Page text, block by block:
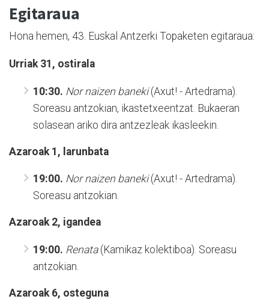
Egitaraua
Hona hemen, 43. Euskal Antzerki Topaketen egitaraua:
Urriak 31, ostirala
10:30. Nor naizen baneki(Axut! - Artedrama).
Soreasu antzokian, ikastetxeentzat. Bukaeran
solasean ariko dira antzezleak ikasleekin.
Azaroak 1, larunbata
19:00. Nor naizen baneki(Axut! - Artedrama).
Soreasu antzokian.
Azaroak 2, igandea
19:00. Renata(Kamikaz kolektiboa). Soreasu
antzokian.
Azaroak 6, osteguna